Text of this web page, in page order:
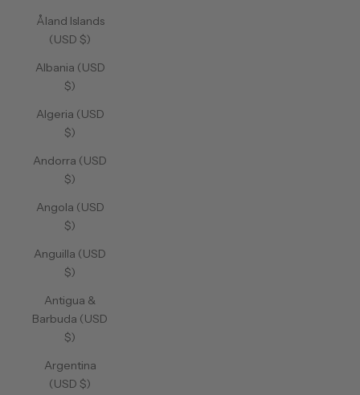
Åland Islands
(USD $)
Albania (USD
$)
Algeria (USD
$)
Andorra (USD
$)
Angola (USD
$)
Anguilla (USD
$)
Antigua &
Barbuda (USD
$)
Argentina
(USD $)